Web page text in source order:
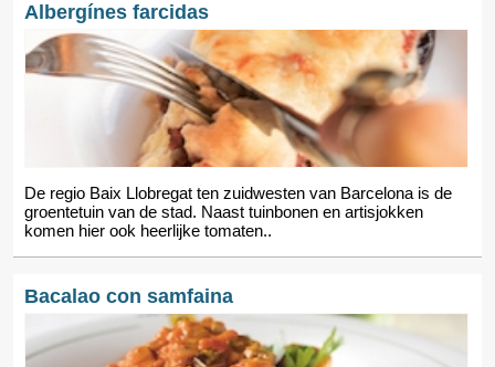
Albergínes farcidas
De regio Baix Llobregat ten zuidwesten van Barcelona is de
groentetuin van de stad. Naast tuinbonen en artisjokken
komen hier ook heerlijke tomaten..
Bacalao con samfaina